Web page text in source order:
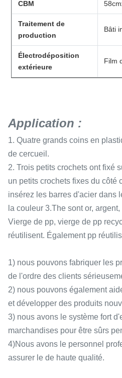
CBM
Traitement de
production
Bâti
Électrodéposition
extérieure
Film
Application :
1. Quatre grands coins en
de cercueil.
2. Trois petits crochets ont fixé
un petits crochets fixes du côté
insérez les barres d'acier dans
la couleur 3.The sont or,
Vierge de pp, vierge de pp
réutilisent. Également pp
1) nous pouvons fabriquer les
de l'ordre des clients
2) nous pouvons également
et développer des produits
3) nous avons le système fort
marchandises pour être sûrs
4)Nous avons le personnel
assurer le de haute qualité.